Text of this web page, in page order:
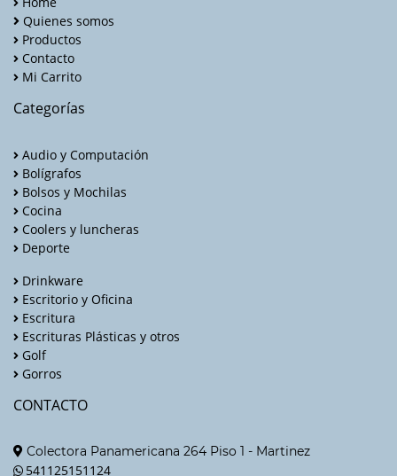
Quienes somos
Productos
Contacto
Mi Carrito
Categorías
Audio y Computación
Bolígrafos
Bolsos y Mochilas
Cocina
Coolers y luncheras
Deporte
Drinkware
Escritorio y Oficina
Escritura
Escrituras Plásticas y otros
Golf
Gorros
CONTACTO
Colectora Panamericana 264 Piso 1 - Martinez
541125151124